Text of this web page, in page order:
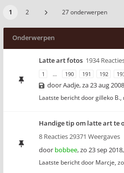
1 2 27 onderwerpen
Onderwerpen
Latte art fotos 1934
1 … 190 191 192
doorAadje,za 23 aug
Laatste bericht doorgilleko B.,
Handige tip om latte art te
8 Reacties 29371 Weergaves
door bobbee,zo 23 sep
Laatste bericht door Marcje,